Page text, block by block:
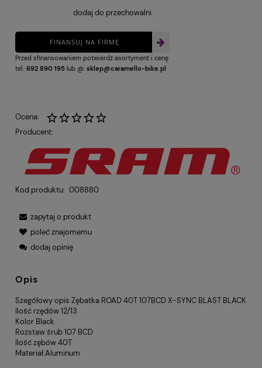
dodaj do przechowalni
FINANSUJ NA FIRMĘ
Przed sfinansowaniem potwierdź asortyment i cenę
tel.: 692 890 195 lub @: sklep@caramello-bike.pl
Ocena:
Producent:
Kod produktu: 008880
zapytaj o produkt
poleć znajomemu
dodaj opinię
Opis
Szegółowy opis Zębatka ROAD 40T 107BCD X-SYNC BLAST BLACK
Ilość rzędów 12/13
Kolor Black
Rozstaw śrub 107 BCD
Ilość zębów 40T
Materiał Aluminum